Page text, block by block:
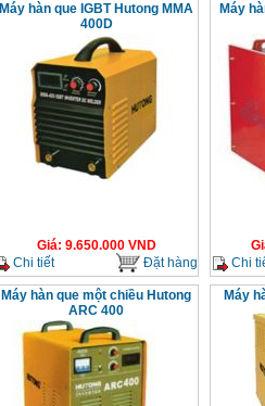
Máy hàn que IGBT Hutong MMA
400D
Giá: 9.650.000VND
Chi tiết
Đặt hàng
Máy
Chi
Máy hàn que một chiều Hutong
ARC 400
Máy